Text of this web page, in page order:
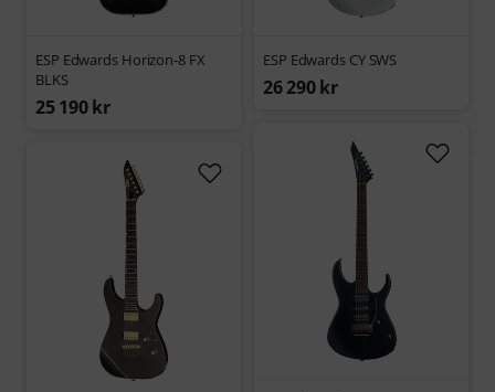
ESP Edwards Horizon-8 FX
BLKS
25 190 kr
ESP Edwards CY SWS
26 290 kr